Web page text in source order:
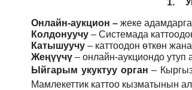
1.
Онлайн-аукцион – жеке
Колдонуучу – Системада
Катышуучу – каттоодон өткөн
Жеңүүчү – онлайн-аукциондо утуп
Ыйгарым укуктуу орган –
Мамлекеттик каттоо кызматынын